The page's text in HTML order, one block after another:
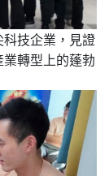
科技企業，見證
轉型上的蓬勃